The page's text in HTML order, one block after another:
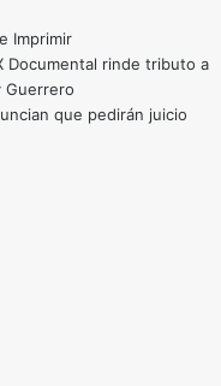
Imprimir
Documental rinde tributo a
Guerrero
que pedirán juicio